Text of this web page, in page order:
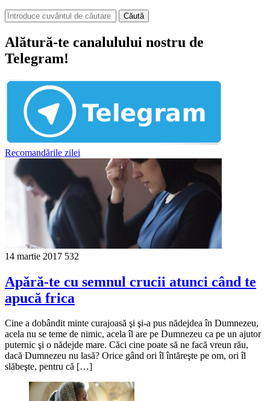
Căută
Alătură-te canalulului nostru de
Telegram!
Recomandările zilei
14 martie 2017 532
Apără-te cu semnul crucii atunci când te
apucă frica
Cine a dobândit minte curajoasă şi şi-a pus nădejdea în Dumnezeu,
acela nu se teme de nimic, acela îl are pe Dumnezeu ca pe un ajutor
puternic şi o nădejde mare. Căci cine poate să ne facă vreun rău,
dacă Dumnezeu nu lasă? Orice gând ori îl întăreşte pe om, ori îl
slăbeşte, pentru că […]